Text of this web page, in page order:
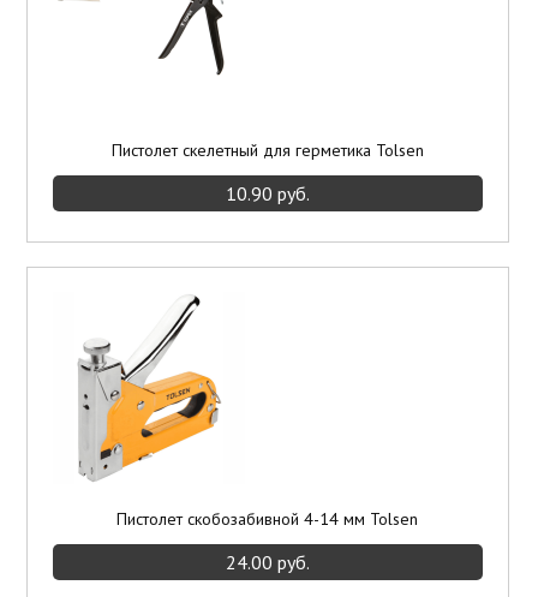
Пистолет скелетный для герметика Tolsen
10.90 руб.
Пистолет скобозабивной 4-14 мм Tolsen
24.00 руб.